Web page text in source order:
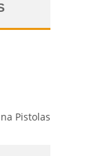
Pistolas